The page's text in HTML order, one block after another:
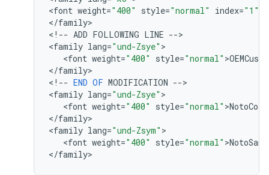
<font weight="400" style="normal" index="1"
</family>
< ! -- ADD FOLLOWING LINE -->
<family lang="und-Zsye" >
   <
font weight="400" style="normal" >
</family>
< ! -- END OF MODIFICATION -->
<family lang="und-Zsye" >
   <
font weight="400" style="normal" >
</family>
<family lang="und-Zsym" >
   <
font weight="400" style="normal" >
</family